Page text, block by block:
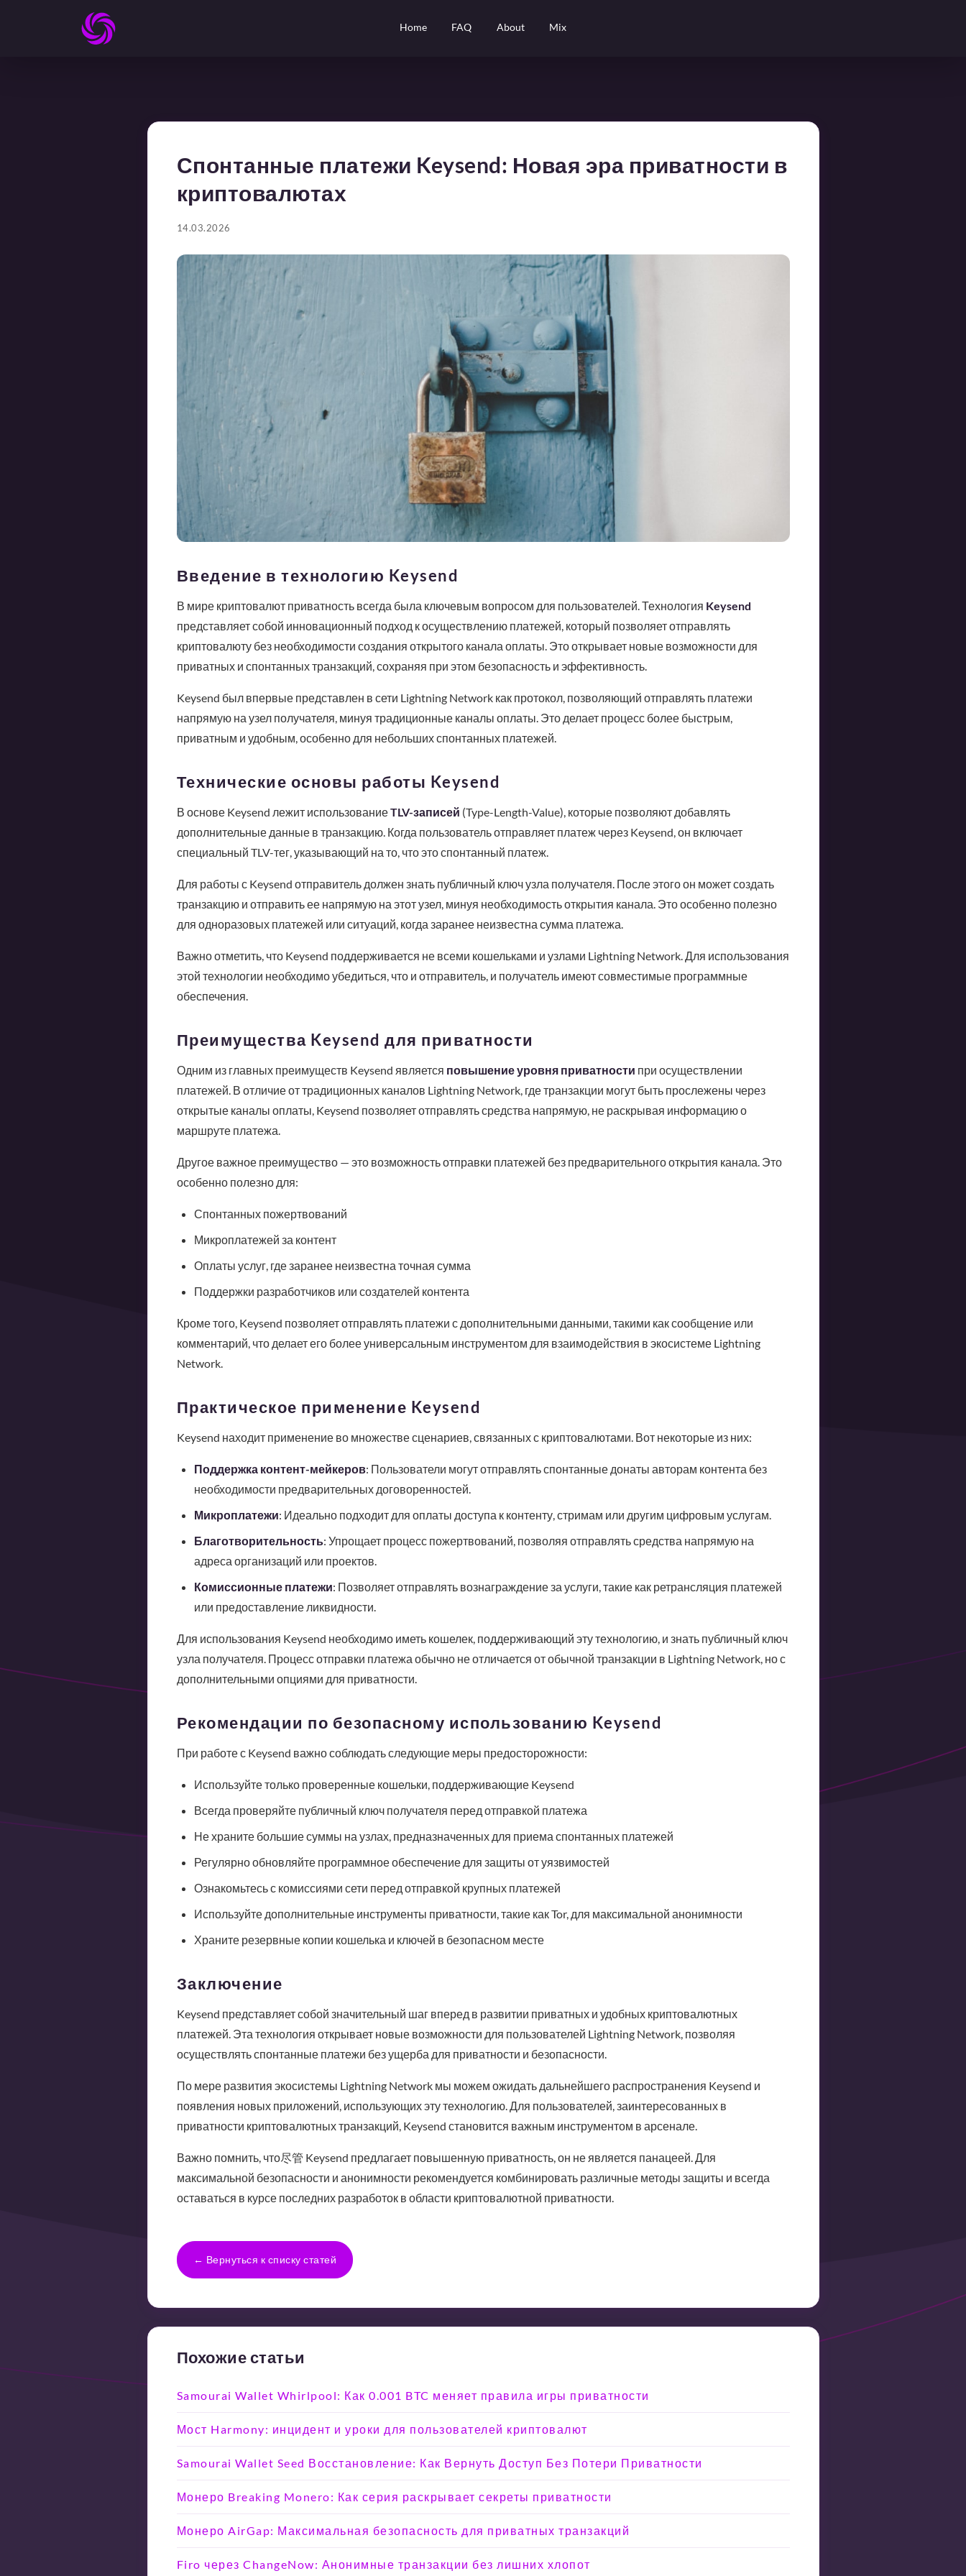
Home FAQ About Mix
Спонтанные платежи Keysend: Новая эра приватности в
криптовалютах
14.03.2026
Введение в технологию Keysend
В мире криптовалют приватность всегда была ключевым вопросом для пользователей. Технология Keysend
представляет собой инновационный подход к осуществлению платежей, который позволяет отправлять
криптовалюту без необходимости создания открытого канала оплаты. Это открывает новые возможности для
приватных и спонтанных транзакций, сохраняя при этом безопасность и эффективность.
Keysend был впервые представлен в сети Lightning Network как протокол, позволяющий отправлять платежи
напрямую на узел получателя, минуя традиционные каналы оплаты. Это делает процесс более быстрым,
приватным и удобным, особенно для небольших спонтанных платежей.
Технические основы работы Keysend
В основе Keysend лежит использованиеTLV-записей (Type-Length-Value), которые позволяют добавлять
дополнительные данные в транзакцию. Когда пользователь отправляет платеж через Keysend, он включает
специальный TLV-тег, указывающий на то, что это спонтанный платеж.
Для работы с Keysend отправитель должен знать публичный ключ узла получателя. После этого он может создать
транзакцию и отправить ее напрямую на этот узел, минуя необходимость открытия канала. Это особенно полезно
для одноразовых платежей или ситуаций, когда заранее неизвестна сумма платежа.
Важно отметить, что Keysend поддерживается не всеми кошельками и узлами Lightning Network. Для использования
этой технологии необходимо убедиться, что и отправитель, и получатель имеют совместимые программные
обеспечения.
Преимущества Keysend для приватности
Одним из главных преимуществ Keysend является повышение уровня приватности при осуществлении
платежей. В отличие от традиционных каналов Lightning Network, где транзакции могут быть прослежены через
открытые каналы оплаты, Keysend позволяет отправлять средства напрямую, не раскрывая информацию о
маршруте платежа.
Другое важное преимущество — это возможность отправки платежей без предварительного открытия канала. Это
особенно полезно для:
Спонтанных пожертвований
Микроплатежей за контент
Оплаты услуг, где заранее неизвестна точная сумма
Поддержки разработчиков или создателей контента
Кроме того, Keysend позволяет отправлять платежи с дополнительными данными, такими как сообщение или
комментарий, что делает его более универсальным инструментом для взаимодействия в экосистеме Lightning
Network.
Практическое применение Keysend
Keysend находит применение во множестве сценариев, связанных с криптовалютами. Вот некоторые из них:
Поддержка контент-мейкеров: Пользователи могут отправлять спонтанные донаты авторам контента без
необходимости предварительных договоренностей.
Микроплатежи: Идеально подходит для оплаты доступа к контенту, стримам или другим цифровым услугам.
Благотворительность: Упрощает процесс пожертвований, позволяя отправлять средства напрямую на
адреса организаций или проектов.
Комиссионные платежи: Позволяет отправлять вознаграждение за услуги, такие как ретрансляция платежей
или предоставление ликвидности.
Для использования Keysend необходимо иметь кошелек, поддерживающий эту технологию, и знать публичный ключ
узла получателя. Процесс отправки платежа обычно не отличается от обычной транзакции в Lightning Network, но с
дополнительными опциями для приватности.
Рекомендации по безопасному использованию Keysend
При работе с Keysend важно соблюдать следующие меры предосторожности:
Используйте только проверенные кошельки, поддерживающие Keysend
Всегда проверяйте публичный ключ получателя перед отправкой платежа
Не храните большие суммы на узлах, предназначенных для приема спонтанных платежей
Регулярно обновляйте программное обеспечение для защиты от уязвимостей
Ознакомьтесь с комиссиями сети перед отправкой крупных платежей
Используйте дополнительные инструменты приватности, такие как Tor, для максимальной анонимности
Храните резервные копии кошелька и ключей в безопасном месте
Заключение
Keysend представляет собой значительный шаг вперед в развитии приватных и удобных криптовалютных
платежей. Эта технология открывает новые возможности для пользователей Lightning Network, позволяя
осуществлять спонтанные платежи без ущерба для приватности и безопасности.
По мере развития экосистемы Lightning Network мы можем ожидать дальнейшего распространения Keysend и
появления новых приложений, использующих эту технологию. Для пользователей, заинтересованных в
приватности криптовалютных транзакций, Keysend становится важным инструментом в арсенале.
Важно помнить, что尽管 Keysend предлагает повышенную приватность, он не является панацеей. Для
максимальной безопасности и анонимности рекомендуется комбинировать различные методы защиты и всегда
оставаться в курсе последних разработок в области криптовалютной приватности.
← Вернуться к списку статей
Похожие статьи
Samourai Wallet Whirlpool: Как 0.001 BTC меняет правила игры приватности
Мост Harmony: инцидент и уроки для пользователей криптовалют
Samourai Wallet Seed Восстановление: Как Вернуть Доступ Без Потери Приватности
Монеро Breaking Monero: Как серия раскрывает секреты приватности
Монеро AirGap: Максимальная безопасность для приватных транзакций
Firo через ChangeNow: Анонимные транзакции без лишних хлопот